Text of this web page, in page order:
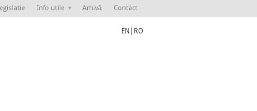
Info utile Arhivă Contact
EN RO